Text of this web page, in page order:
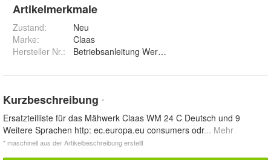
Artikelmerkmale
Zustand:
Neu
Marke:
Claas
Hersteller Nr.:
Betriebsanleitung Werkstatthandbuch
Kurzbeschreibung *
Ersatzteilliste für das Mähwerk Claas WM 24 C Deutsch und 9
Weitere Sprachen http: ec.europa.eu consumers odr... Mehr
* maschinell aus der Artikelbeschreibung erstellt